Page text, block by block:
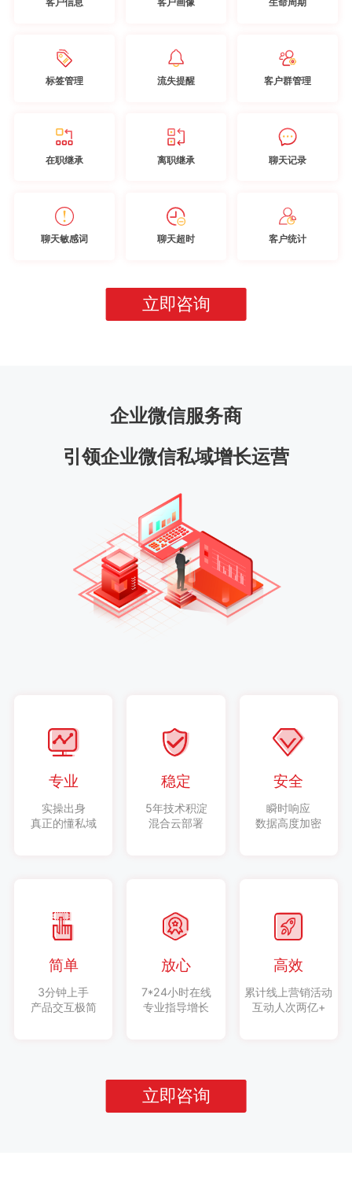
标签管理 流失提醒 客户群管理
在职继承 离职继承 聊天记录
聊天敏感词 聊天超时 客户统计
立即咨询
企业微信服务商
引领企业微信私域增长运营
专业
实操出身
真正的懂私域
稳定
5年技术积淀
混合云部署
安全
瞬时响应
数据高度加密
简单
3分钟上手
产品交互极简
放心
7*24小时在线
专业指导增长
高效
累计线上营销活动
互动人次两亿+
立即咨询